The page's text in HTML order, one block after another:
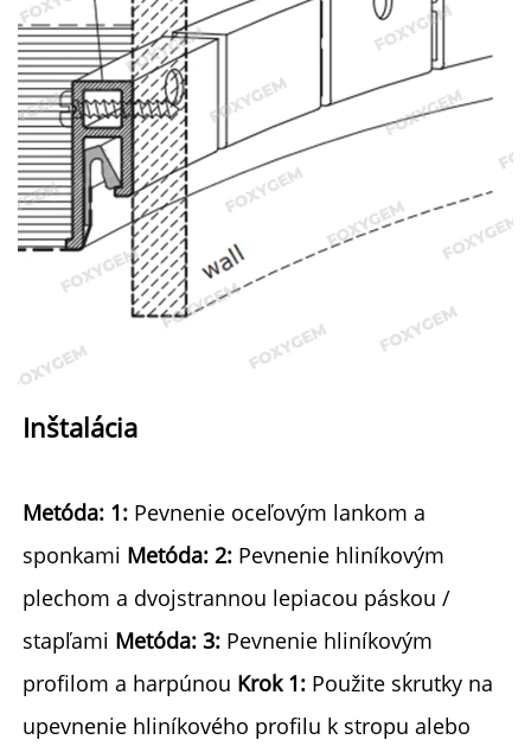
Inštalácia
Metóda: 1: Pevnenie oceľovým lankom a
sponkami Metóda: 2: Pevnenie hliníkovým
plechom a dvojstrannou lepiacou páskou /
stapľami Metóda: 3: Pevnenie hliníkovým
profilom a harpúnou Krok 1: Použite skrutky na
upevnenie hliníkového profilu k stropu alebo